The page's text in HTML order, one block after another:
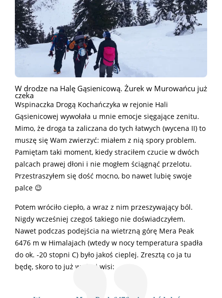
W drodze na Halę Gąsienicową. Żurek w Murowańcu już
czeka
Wspinaczka Drogą Kochańczyka w rejonie Hali
Gąsienicowej wywołała u mnie emocje sięgające zenitu.
Mimo, że droga ta zaliczana do tych łatwych (wycena II) to
muszę się Wam zwierzyć: miałem z nią spory problem.
Pamiętam taki moment, kiedy straciłem czucie w dwóch
palcach prawej dłoni i nie mogłem ściągnąć przelotu.
Przestraszyłem się dość mocno, bo nawet lubię swoje
palce 😉
Potem wróciło ciepło, a wraz z nim przeszywający ból.
Nigdy wcześniej czegoś takiego nie doświadczyłem.
Nawet podczas podejścia na wietrzną górę Mera Peak
6476 m w Himalajach (wtedy w nocy temperatura spadła
do ok. -20 stopni C) było jakoś cieplej. Zresztą co ja tu
będę, skoro to już w sieci wisi: